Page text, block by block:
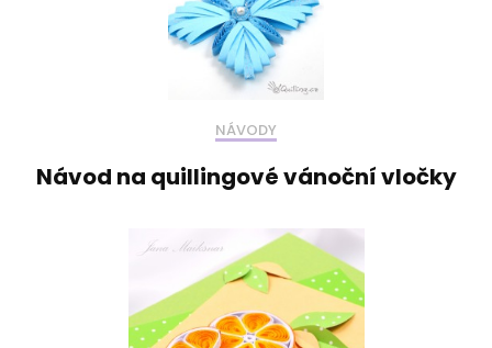
NÁVODY
Návod na quillingové vánoční vločky